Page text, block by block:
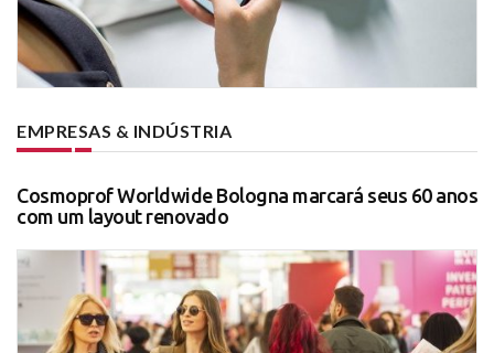
EMPRESAS & INDÚSTRIA
Cosmoprof Worldwide Bologna marcará seus 60 anos
com um layout renovado